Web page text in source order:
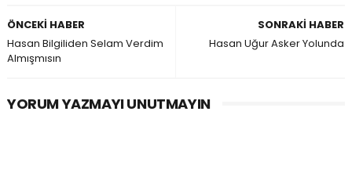
SONRAKI HABER
Hasan Uğur Asker Yolunda
ÖNCEKI HABER
Hasan Bilgiliden Selam Verdim
Almışmısın
YORUM YAZMAYI UNUTMAYIN